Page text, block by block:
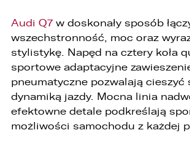
Audi Q7 w doskonały sposób
wszechstronność, moc oraz
stylistykę. Napęd na cztery koła
sportowe adaptacyjne
pneumatyczne pozwalają cieszyć
dynamiką jazdy. Mocna linia
efektowne detale podkreślają
możliwości samochodu z każdej